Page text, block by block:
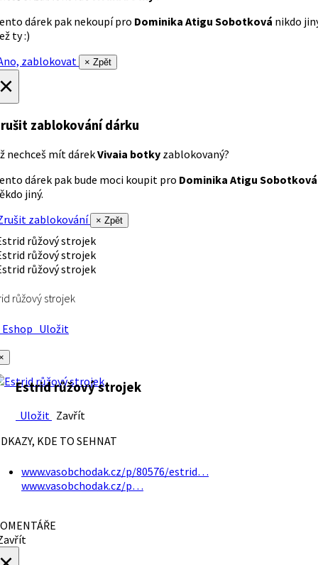
dárek pak nekoupí pro Dominika Atigu Sobotková nikdo
ty :)
zablokovat
× Zpět
zablokování dárku
nechceš mít dárekVivaia botky zablokovaný?
dárek pak bude moci koupit pro Dominika Atigu Sobotková
jiný.
zablokování
× Zpět
růžový strojek
Uložit
Estrid růžový strojek
Uložit Zavřít
KDE TO SEHNAT
www.vasobchodak.cz/p/80576/estrid…
www.vasobchodak.cz/p…